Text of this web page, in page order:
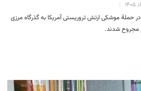
بامداد پنجشنبه ۱ مرداد ۱۴۰۵ در حملۀ موشکی ارتش تروریستی آمریکا به گذرگاه مرزی